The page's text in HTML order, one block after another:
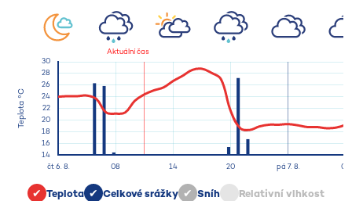
Teplota Celkové srážky Sníh
Relativní vlhkost